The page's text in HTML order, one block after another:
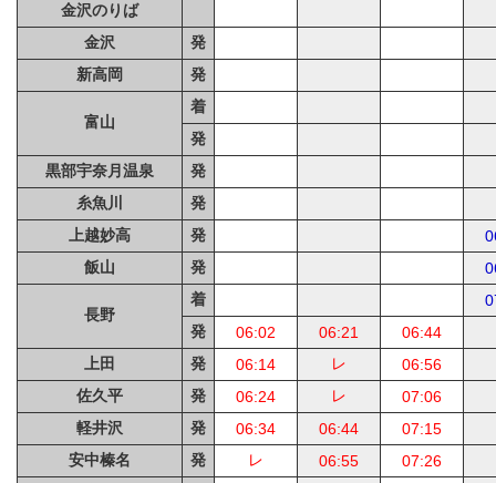
金沢のりば
金沢
発
新高岡
発
富山
着
発
黒部宇奈月温泉
発
糸魚川
発
上越妙高
発
飯山
発
長野
着
発
06:02 06:21
06:44
上田
発 06:14 レ
06:56
佐久平
発 06:24 レ
07:06
軽井沢
発 06:34 06:44
07:15
安中榛名
発 レ 06:55
07:26